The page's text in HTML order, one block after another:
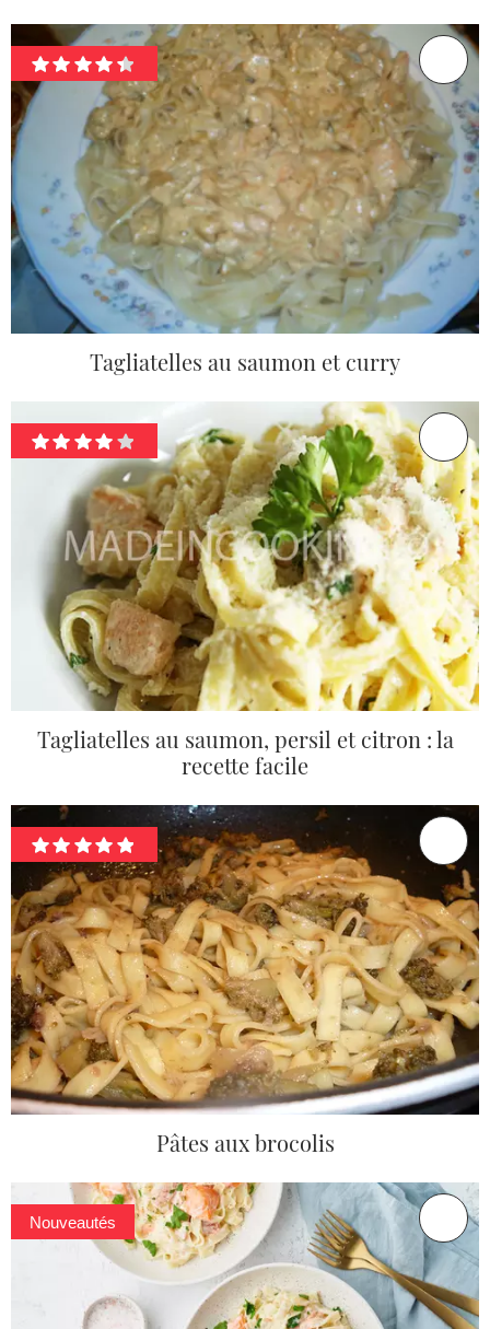
Tagliatelles au saumon et curry
Tagliatelles au saumon, persil et citron : la
recette facile
Pâtes aux brocolis
Nouveautés